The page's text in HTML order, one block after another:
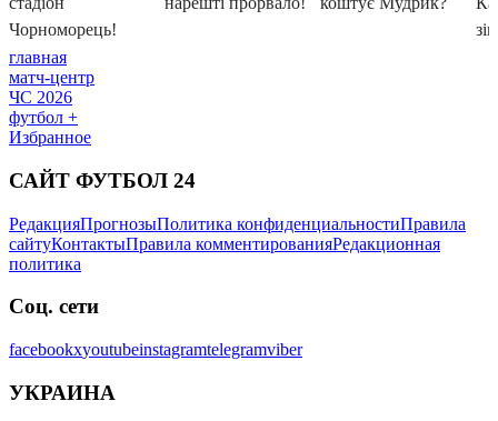
главная
матч-центр
ЧС 2026
футбол +
Избранное
САЙТ ФУТБОЛ 24
РедакцияПрогнозыПолитика конфиденциальностиПравила
сайтуКонтактыПравила комментированияРедакционная
политика
Соц. сети
facebookxyoutubeinstagramtelegramviber
УКРАИНА